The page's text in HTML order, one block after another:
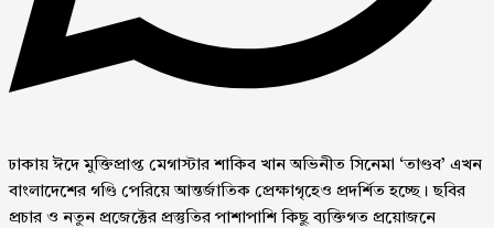
ঢাকায় ঈদে মুক্তিপ্রাপ্ত মেগাস্টার শাকিব খান অভিনীত সিনেমা ‘তাণ্ডব’ এখন
বাংলাদেশের গণ্ডি পেরিয়ে আন্তর্জাতিক প্রেক্ষাগৃহেও প্রদর্শিত হচ্ছে। ছবির
প্রচার ও নতুন প্রজেক্টের প্রস্তুতির পাশাপাশি কিছু ব্যক্তিগত প্রয়োজনে